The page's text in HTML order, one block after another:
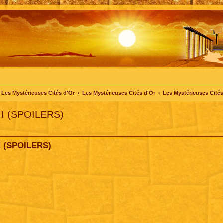
Les Mystérieuses Cités d'Or Les Mystérieuses Cités d'Or Les Mystérieuses
(SPOILERS)
(SPOILERS)